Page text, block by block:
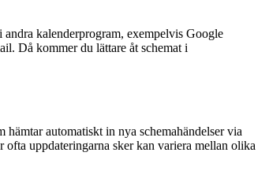
andra kalenderprogram, exempelvis Google
Då kommer du lättare åt schemat i
hämtar automatiskt in nya schemahändelser via
ofta uppdateringarna sker kan variera mellan olika